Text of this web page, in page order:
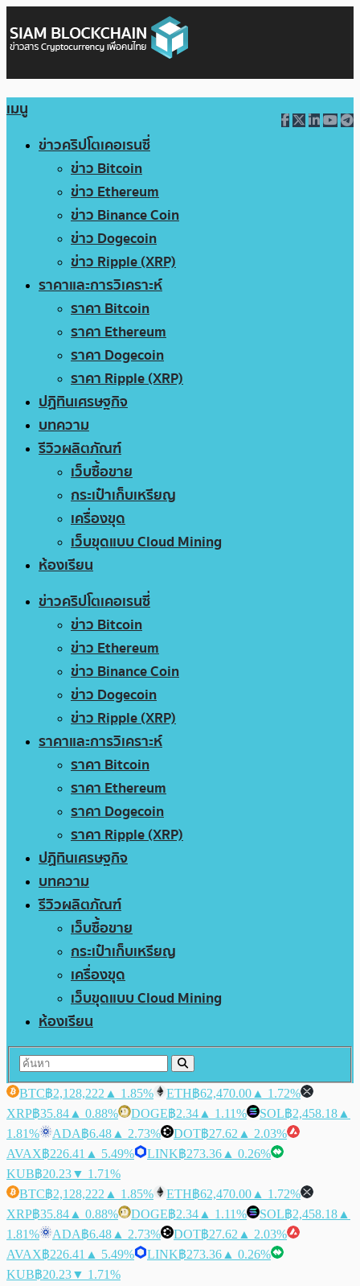
เมนู
ข่าวคริปโตเคอเรนซี่
ข่าว Bitcoin
ข่าว Ethereum
ข่าว Binance Coin
ข่าว Dogecoin
ข่าว Ripple (XRP)
ราคาและการวิเคราะห์
ราคา Bitcoin
ราคา Ethereum
ราคา Dogecoin
ราคา Ripple (XRP)
ปฏิทินเศรษฐกิจ
บทความ
รีวิวผลิตภัณฑ์
เว็บซื้อขาย
กระเป๋าเก็บเหรียญ
เครื่องขุด
เว็บขุดแบบ Cloud Mining
ห้องเรียน
ข่าวคริปโตเคอเรนซี่
ข่าว Bitcoin
ข่าว Ethereum
ข่าว Binance Coin
ข่าว Dogecoin
ข่าว Ripple (XRP)
ราคาและการวิเคราะห์
ราคา Bitcoin
ราคา Ethereum
ราคา Dogecoin
ราคา Ripple (XRP)
ปฏิทินเศรษฐกิจ
บทความ
รีวิวผลิตภัณฑ์
เว็บซื้อขาย
กระเป๋าเก็บเหรียญ
เครื่องขุด
เว็บขุดแบบ Cloud Mining
ห้องเรียน
BTC฿2,128,222 ▲ 1.85% ETH฿62,470.00 ▲ 1.72%
XRP฿35.84 ▲ 0.88% DOGE฿2.34 ▲ 1.11% SOL฿2,458.18 ▲
1.81%
ADA฿6.48 ▲ 2.73% DOT฿27.62 ▲ 2.03%
AVAX฿226.41 ▲ 5.49% LINK฿273.36 ▲ 0.26%
KUB฿20.23▼ 1.71%
BTC฿2,128,222 ▲ 1.85% ETH฿62,470.00 ▲ 1.72%
XRP฿35.84 ▲ 0.88% DOGE฿2.34 ▲ 1.11% SOL฿2,458.18 ▲
1.81%
ADA฿6.48 ▲ 2.73% DOT฿27.62 ▲ 2.03%
AVAX฿226.41 ▲ 5.49% LINK฿273.36 ▲ 0.26%
KUB฿20.23▼ 1.71%